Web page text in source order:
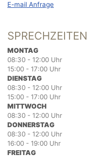
E-mail Anfrage
SPRECHZEITEN
MONTAG
08:30 - 12:00 Uhr
15:00 - 17:00 Uhr
DIENSTAG
08:30 - 12:00 Uhr
15:00 - 17:00 Uhr
MITTWOCH
08:30 - 12:00 Uhr
DONNERSTAG
08:30 - 12:00 Uhr
16:00 - 19:00 Uhr
FREITAG